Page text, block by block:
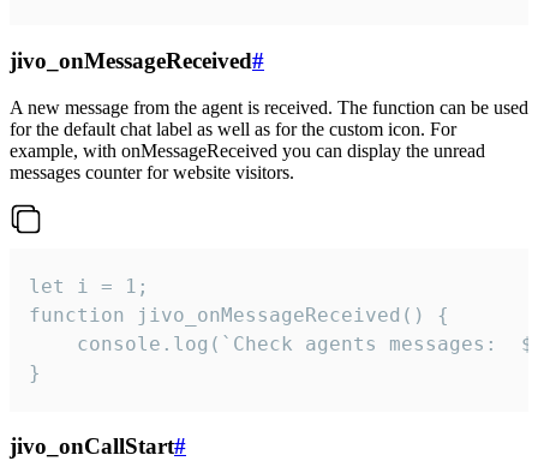
jivo_onMessageReceived#
A new message from the agent is received. The function can be used
for the default chat label as well as for the custom icon. For
example, with onMessageReceived you can display the unread
messages counter for website visitors.
let i = 1;
function jivo_onMessageReceived() {
}
jivo_onCallStart#